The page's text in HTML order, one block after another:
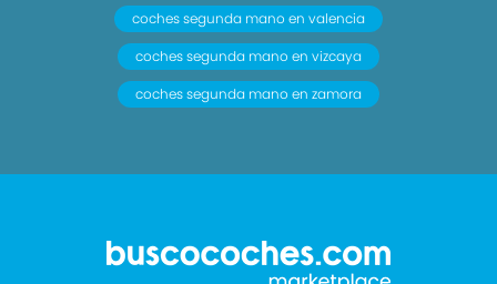
coches segunda mano en valencia
coches segunda mano en vizcaya
coches segunda mano en zamora